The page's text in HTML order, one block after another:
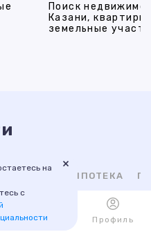
Поиск
Казани,
земельные
ИПОТЕКА
НОВОСТРОЙКИ
на
с
×
Избранное Профиль